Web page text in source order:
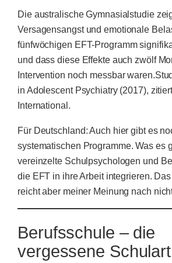
Die australische Gymnasialstudie
Versagensangst und emotionale
fünfwöchigen EFT-Programm
und dass diese Effekte auch zwölf
Intervention noch messbar
in Adolescent Psychiatry (2017),
International.
Für Deutschland: Auch hier gibt es
systematischen Programme. Was es
vereinzelte Schulpsychologen und
die EFT in ihre Arbeit integrieren.
reicht aber meiner Meinung nach
Berufsschule – die
vergessene Schulart